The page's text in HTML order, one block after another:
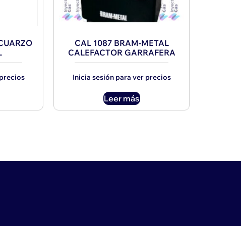
CAL 1087 BRAM-METAL
CALEFACTOR GARRAFERA
Inicia sesión para ver precios
Leer más